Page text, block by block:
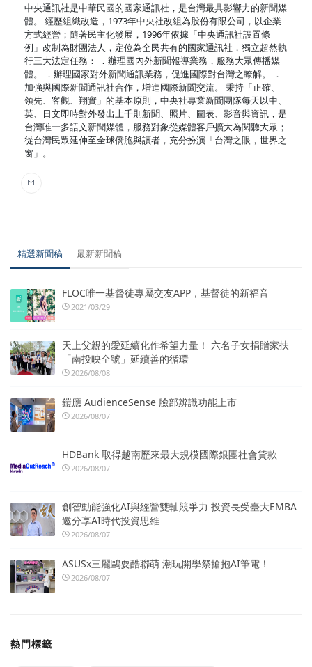
中央通訊社是中華民國的國家通訊社，是台灣最具影響力的新聞媒
體。 經歷組織改造，1973年中央社改組為股份有限公司，以企業
方式經營；隨著民主化發展，1996年依據「中央通訊社設置條
例」改制為財團法人，定位為全民共有的國家通訊社，獨立超然執
行三大法定任務： ．辦理國內外新聞報導業務，服務大眾傳播媒
體。 ．辦理國家對外新聞通訊業務，促進國際對台灣之瞭解。 ．
加強與國際新聞通訊社合作，增進國際新聞交流。 秉持「正確、
領先、客觀、翔實」的基本原則，中央社專業新聞團隊每天以中、
英、日文即時對外發出上千則新聞、照片、圖表、影音與資訊，是
台灣唯一多語文新聞媒體，服務對象從媒體客戶擴大為閱聽大眾；
從台灣民眾延伸至全球僑胞與讀者，充分扮演「台灣之眼，世界之
窗」。
精選新聞稿 最新新聞稿
FLOC唯一基督徒專屬交友APP，基督徒的新福音
2021/03/29
天上父親的愛延續化作希望力量！ 六名子女捐贈家扶
「南投映全號」延續善的循環
2026/08/08
鎧應 AudienceSense 臉部辨識功能上市
2026/08/07
HDBank 取得越南歷來最大規模國際銀團社會貸款
2026/08/07
創智動能強化AI與經營雙軸競爭力 投資長受臺大EMBA
邀分享AI時代投資思維
2026/08/07
ASUSx三麗鷗耍酷聯萌 潮玩開學祭搶抱AI筆電！
2026/08/07
熱門標籤